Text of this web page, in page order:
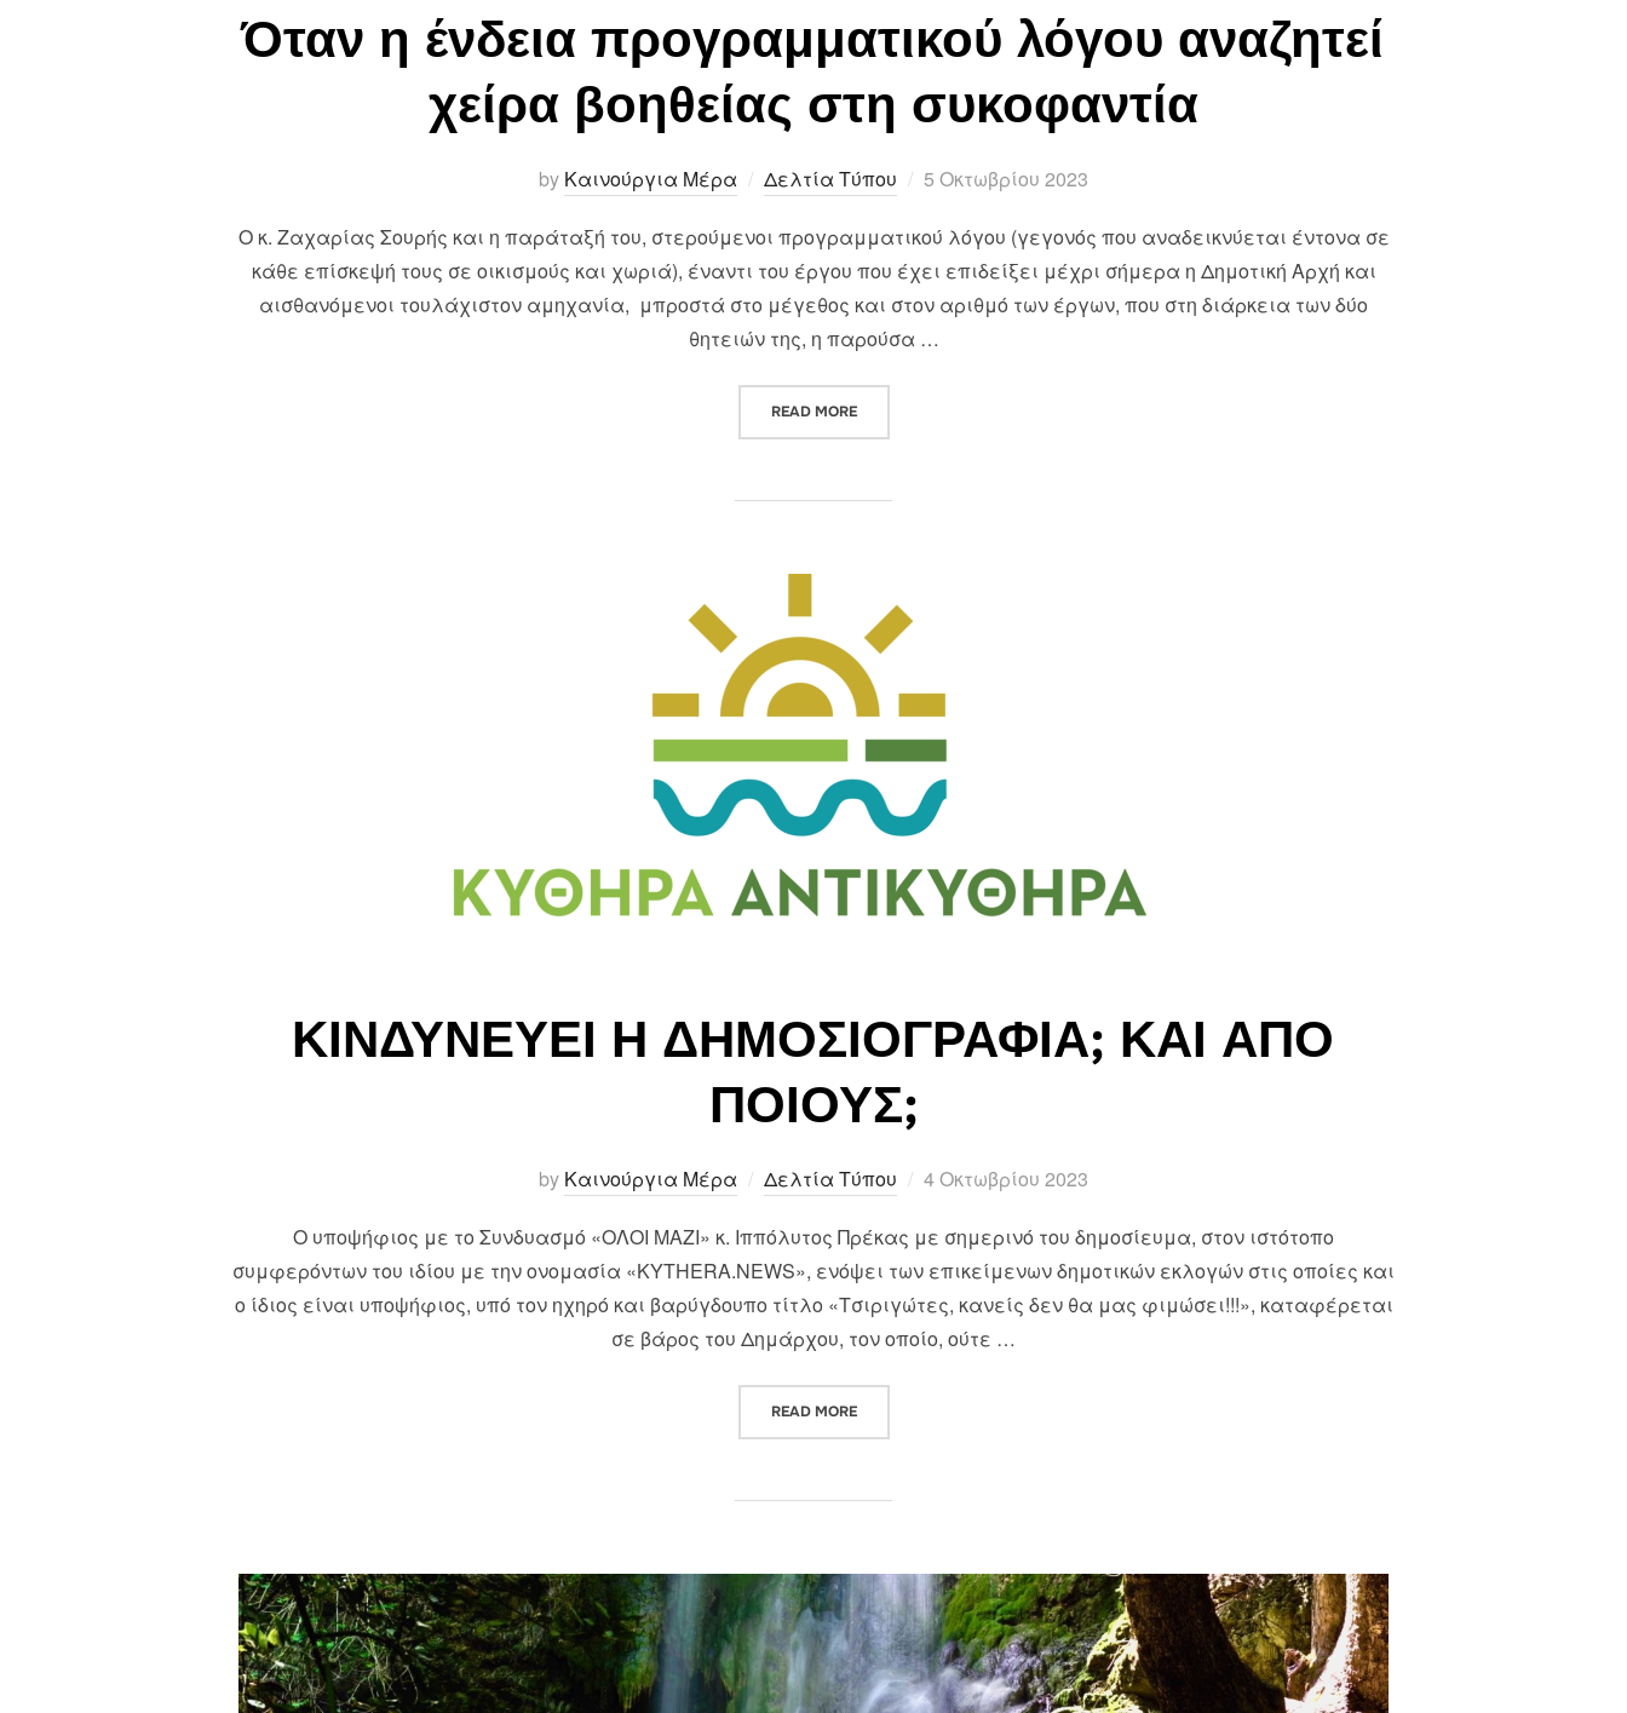
Όταν η ένδεια προγραμματικού λόγου αναζητεί
χείρα βοηθείας στη συκοφαντία
by Καινούργια Μέρα Δελτία Τύπου
Posted
5 Οκτωβρίου 2023
Ο κ. Ζαχαρίας Σουρής και η παράταξή του, στερούμενοι προγραμματικού λόγου (γεγονός που αναδεικνύεται έντονα σε
κάθε επίσκεψή τους σε οικισμούς και χωριά), έναντι του έργου που έχει επιδείξει μέχρι σήμερα η Δημοτική Αρχή και
αισθανόμενοι τουλάχιστον αμηχανία, μπροστά στο μέγεθος και στον αριθμό των έργων, που στη διάρκεια των δύο
θητειών της, η παρούσα …
READ MORE“ΟΤΑΝ Η ΕΝΔΕΙΑ ΠΡΟΓΡΑΜΜΑΤΙΚΟΥ ΛΟΓΟΥ ΑΝΑΖΗΤΕΙ ΧΕΙΡΑ ΒΟΗΘΕΙΑΣ ΣΤΗ ΣΥΚΟΦΑΝΤΙΑ”
ΚΙΝΔΥΝΕΥΕΙ Η ΔΗΜΟΣΙΟΓΡΑΦΙΑ; ΚΑΙ ΑΠΟ
ΠΟΙΟΥΣ;
by Καινούργια Μέρα Δελτία Τύπου
Posted
4 Οκτωβρίου 2023
Ο υποψήφιος με το Συνδυασμό «ΟΛΟΙ ΜΑΖΙ» κ. Ιππόλυτος Πρέκας με σημερινό του δημοσίευμα, στον ιστότοπο
συμφερόντων του ιδίου με την ονομασία «KYTHERA.NEWS», ενόψει των επικείμενων δημοτικών εκλογών στις οποίες και
ο ίδιος είναι υποψήφιος, υπό τον ηχηρό και βαρύγδουπο τίτλο «Τσιριγώτες, κανείς δεν θα μας φιμώσει!!!», καταφέρεται
σε βάρος του Δημάρχου, τον οποίο, ούτε …
READ MORE“ΚΙΝΔΥΝΕΥΕΙ Η ΔΗΜΟΣΙΟΓΡΑΦΙΑ; ΚΑΙ ΑΠΟ ΠΟΙΟΥΣ;”